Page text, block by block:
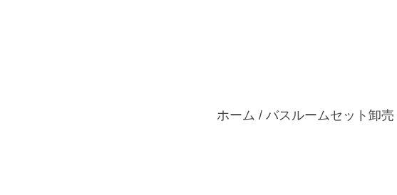
ホーム / バスルームセット卸売